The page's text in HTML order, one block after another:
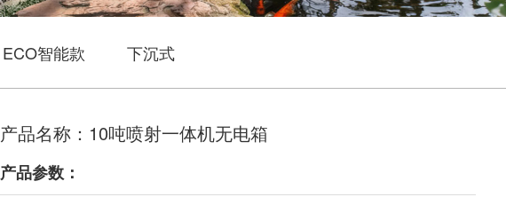
ECO智能款 下沉式
产品名称：10吨喷射一体机无电箱
产品参数：